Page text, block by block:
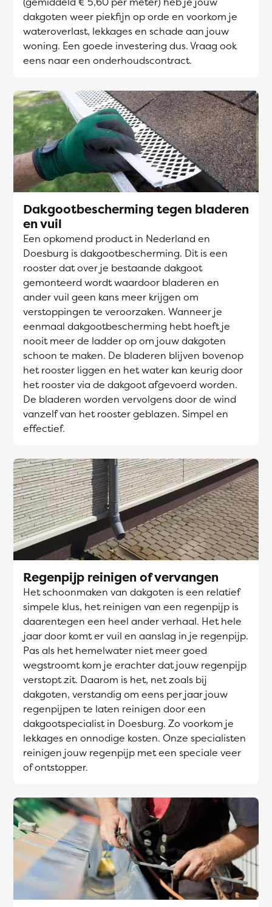
dakgoten weer piekfijn op orde en voorkom je
wateroverlast, lekkages en schade aan jouw
woning. Een goede investering dus. Vraag ook
eens naar een onderhoudscontract.
Dakgootbescherming tegen bladeren
en vuil
Een opkomend product in Nederland en
Doesburg is dakgootbescherming. Dit is een
rooster dat over je bestaande dakgoot
gemonteerd wordt waardoor bladeren en
ander vuil geen kans meer krijgen om
verstoppingen te veroorzaken. Wanneer je
eenmaal dakgootbescherming hebt hoeft je
nooit meer de ladder op om jouw dakgoten
schoon te maken. De bladeren blijven bovenop
het rooster liggen en het water kan keurig door
het rooster via de dakgoot afgevoerd worden.
De bladeren worden vervolgens door de wind
vanzelf van het rooster geblazen. Simpel en
effectief.
Regenpijp reinigen of vervangen
Het schoonmaken van dakgoten is een relatief
simpele klus, het reinigen van een regenpijp is
daarentegen een heel ander verhaal. Het hele
jaar door komt er vuil en aanslag in je regenpijp.
Pas als het hemelwater niet meer goed
wegstroomt kom je erachter dat jouw regenpijp
verstopt zit. Daarom is het, net zoals bij
dakgoten, verstandig om eens per jaar jouw
regenpijpen te laten reinigen door een
dakgootspecialist in Doesburg. Zo voorkom je
lekkages en onnodige kosten. Onze specialisten
reinigen jouw regenpijp met een speciale veer
of ontstopper.